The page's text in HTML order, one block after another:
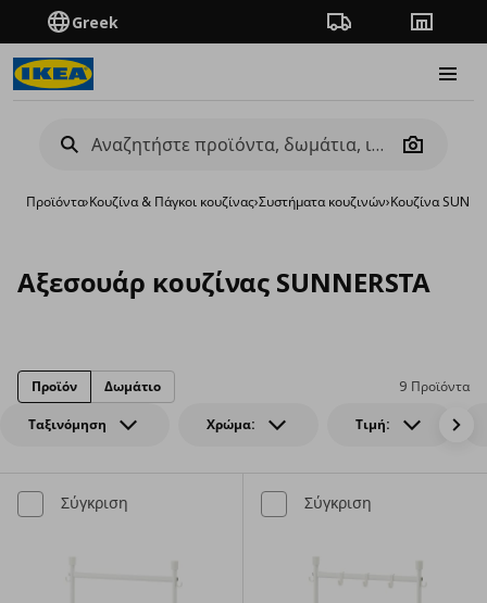
Greek Πορεία παραγγελίας
Camera
Προϊόντα›Κουζίνα & Πάγκοι κουζίνας›Συστήματα κουζινών›Κουζίνα
Αξεσουάρ κουζίνας SUNNERSTA
Ταξινόμηση Χρώμα: Τιμή:
9 Προϊόντα
Προϊόν Δωμάτιο
Σύγκριση Σύγκριση